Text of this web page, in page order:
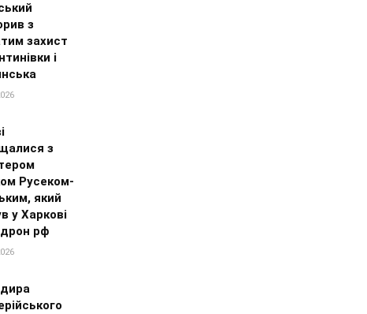
з
захист
і
з
Русеком-
який
у Харкові
рф